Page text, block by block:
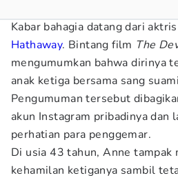
Kabar bahagia datang dari
Hathaway. Bintang film The
mengumumkan bahwa dirinya
anak ketiga bersama sang
Pengumuman tersebut
akun Instagram pribadinya dan
perhatian para penggemar.
Di usia 43 tahun, Anne tampak
kehamilan ketiganya sambil